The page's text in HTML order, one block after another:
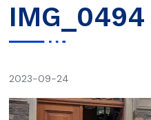
IMG_0494
2023-09-24